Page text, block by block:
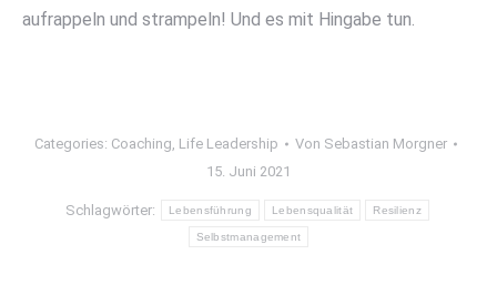
aufrappeln und strampeln! Und es mit Hingabe tun.
Categories: Coaching, Life Leadership Von Sebastian Morgner
15. Juni 2021
Schlagwörter: Lebensführung Lebensqualität Resilienz
Selbstmanagement